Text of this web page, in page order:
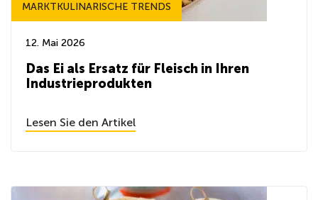
MARKTKULINARISCHE TRENDS
12. Mai 2026
Das Ei als Ersatz für Fleisch in Ihren
Industrieprodukten
Lesen Sie den Artikel